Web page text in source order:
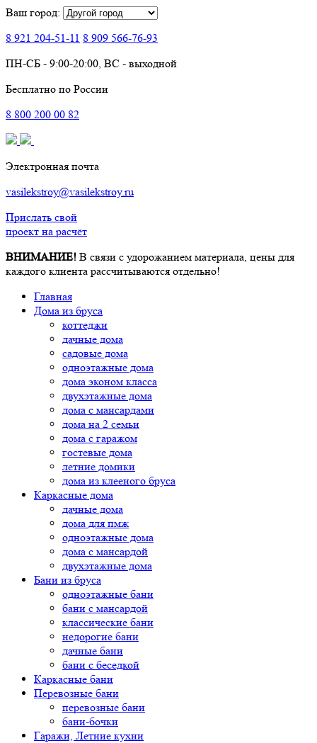
Ваш город:
8 921 204-51-11 8 909 566-76-93
ПН-СБ - 9:00-20:00, ВС - выходной
Бесплатно по России
8 800 200 00 82
Электронная почта
vasilekstroy@vasilekstroy.ru
Прислать свой
проект на расчёт
ВНИМАНИЕ! В связи с удорожанием материала, цены для
каждого клиента рассчитываются отдельно!
Главная
Дома из бруса
коттеджи
дачные дома
садовые дома
одноэтажные дома
дома эконом класса
двухэтажные дома
дома с мансардами
дома на 2 семьи
дома с гаражом
гостевые дома
летние домики
дома из клееного бруса
Каркасные дома
дачные дома
дома для пмж
одноэтажные дома
дома с мансардой
двухэтажные дома
Бани из бруса
одноэтажные бани
бани с мансардой
классические бани
недорогие бани
дачные бани
бани с беседкой
Каркасные бани
Перевозные бани
перевозные бани
бани-бочки
Гаражи, Летние кухни